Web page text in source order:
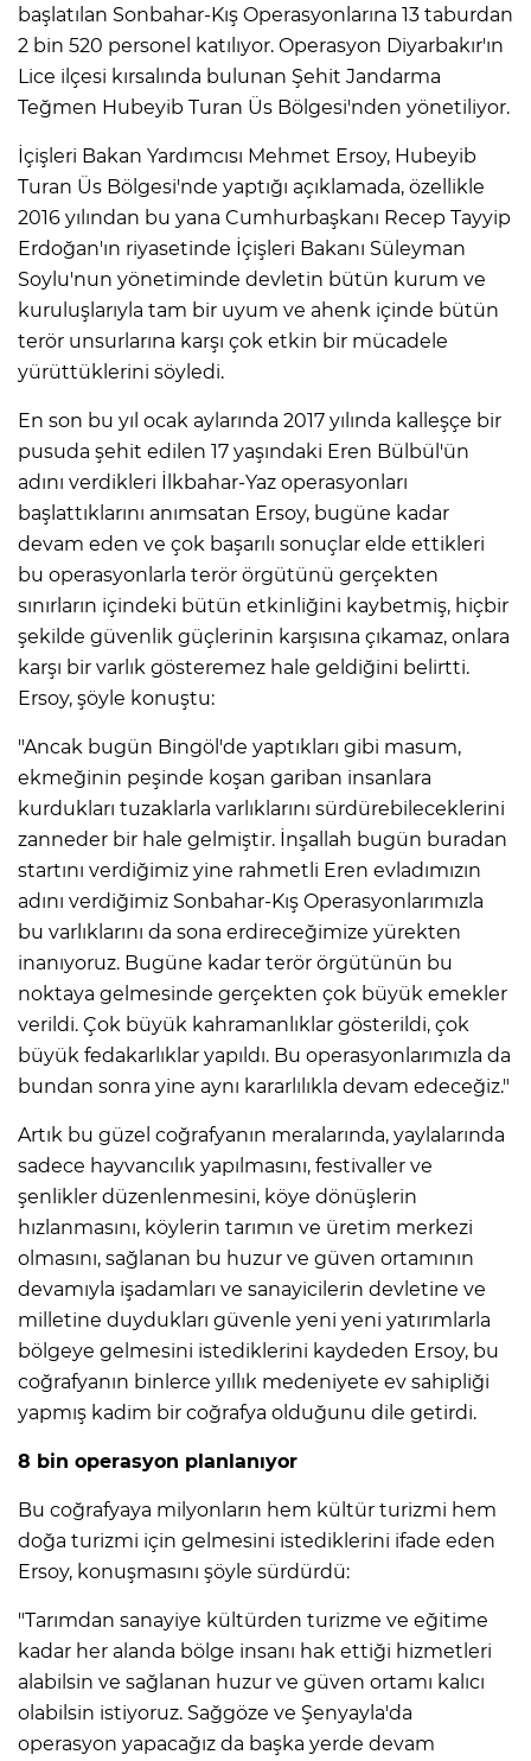
başlatılan Sonbahar-Kış Operasyonlarına 13 taburdan
2 bin 520 personel katılıyor. Operasyon Diyarbakır'ın
Lice ilçesi kırsalında bulunan Şehit Jandarma
Teğmen Hubeyib Turan Üs Bölgesi'nden yönetiliyor.
İçişleri Bakan Yardımcısı Mehmet Ersoy, Hubeyib
Turan Üs Bölgesi'nde yaptığı açıklamada, özellikle
2016 yılından bu yana Cumhurbaşkanı Recep Tayyip
Erdoğan'ın riyasetinde İçişleri Bakanı Süleyman
Soylu'nun yönetiminde devletin bütün kurum ve
kuruluşlarıyla tam bir uyum ve ahenk içinde bütün
terör unsurlarına karşı çok etkin bir mücadele
yürüttüklerini söyledi.
En son bu yıl ocak aylarında 2017 yılında kalleşçe bir
pusuda şehit edilen 17 yaşındaki Eren Bülbül'ün
adını verdikleri İlkbahar-Yaz operasyonları
başlattıklarını anımsatan Ersoy, bugüne kadar
devam eden ve çok başarılı sonuçlar elde ettikleri
bu operasyonlarla terör örgütünü gerçekten
sınırların içindeki bütün etkinliğini kaybetmiş, hiçbir
şekilde güvenlik güçlerinin karşısına çıkamaz, onlara
karşı bir varlık gösteremez hale geldiğini belirtti.
Ersoy, şöyle konuştu:
"Ancak bugün Bingöl'de yaptıkları gibi masum,
ekmeğinin peşinde koşan gariban insanlara
kurdukları tuzaklarla varlıklarını sürdürebileceklerini
zanneder bir hale gelmiştir. İnşallah bugün buradan
startını verdiğimiz yine rahmetli Eren evladımızın
adını verdiğimiz Sonbahar-Kış Operasyonlarımızla
bu varlıklarını da sona erdireceğimize yürekten
inanıyoruz. Bugüne kadar terör örgütünün bu
noktaya gelmesinde gerçekten çok büyük emekler
verildi. Çok büyük kahramanlıklar gösterildi, çok
büyük fedakarlıklar yapıldı. Bu operasyonlarımızla da
bundan sonra yine aynı kararlılıkla devam edeceğiz."
Artık bu güzel coğrafyanın meralarında, yaylalarında
sadece hayvancılık yapılmasını, festivaller ve
şenlikler düzenlenmesini, köye dönüşlerin
hızlanmasını, köylerin tarımın ve üretim merkezi
olmasını, sağlanan bu huzur ve güven ortamının
devamıyla işadamları ve sanayicilerin devletine ve
milletine duydukları güvenle yeni yeni yatırımlarla
bölgeye gelmesini istediklerini kaydeden Ersoy, bu
coğrafyanın binlerce yıllık medeniyete ev sahipliği
yapmış kadim bir coğrafya olduğunu dile getirdi.
8 bin operasyon planlanıyor
Bu coğrafyaya milyonların hem kültür turizmi hem
doğa turizmi için gelmesini istediklerini ifade eden
Ersoy, konuşmasını şöyle sürdürdü:
"Tarımdan sanayiye kültürden turizme ve eğitime
kadar her alanda bölge insanı hak ettiği hizmetleri
alabilsin ve sağlanan huzur ve güven ortamı kalıcı
olabilsin istiyoruz. Sağgöze ve Şenyayla'da
operasyon yapacağız da başka yerde devam